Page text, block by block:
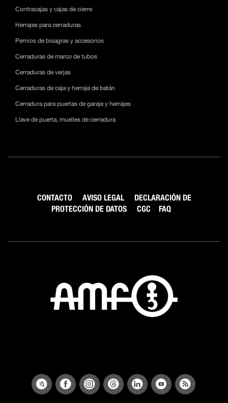
Contracajas y cajas de cierre
Herrajes para cerraduras
Pernios de bisagras y accesorios
Cerraduras de marco de tubos
Cerraduras de verjas
Cerraduras de caja y herraje de batán
Cerradura para puertas de garaje y herrajes
Llave de puerta, muelles de cerradura
CONTACTO AVISO LEGAL
DECLARACIÓN DE
PROTECCIÓN DE DATOS
CGC FAQ